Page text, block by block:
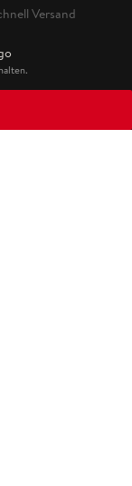
Versand